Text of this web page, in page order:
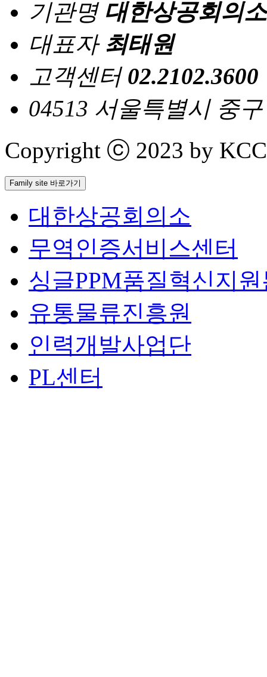
기관명 대한상공회의소
대표자 최태원
고객센터 02.2102.3600
04513 서울특별시 중
Copyright ⓒ 2023 by
Family site 바로가기
대한상공회의소
무역인증서비스센터
싱글PPM품질혁신지
유통물류진흥원
인력개발사업단
PL센터